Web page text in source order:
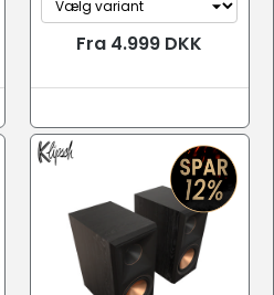
Fra 4.999 DKK